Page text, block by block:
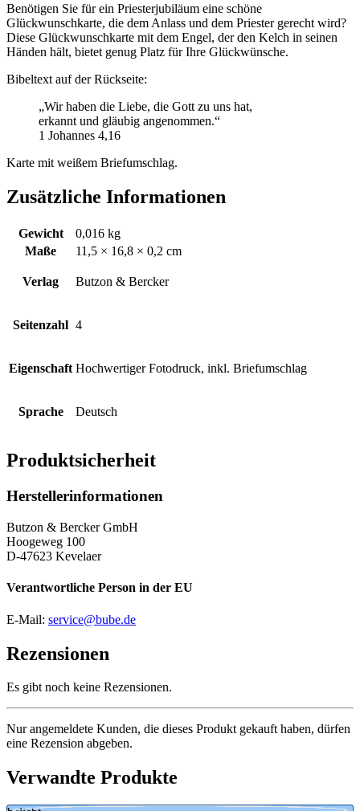
Benötigen Sie für ein Priesterjubiläum eine schöne
Glückwunschkarte, die dem Anlass und dem Priester gerecht wird?
Diese Glückwunschkarte mit dem Engel, der den Kelch in seinen
Händen hält, bietet genug Platz für Ihre Glückwünsche.
Bibeltext auf der Rückseite:
„Wir haben die Liebe, die Gott zu uns hat,
erkannt und gläubig angenommen.“
1 Johannes 4,16
Karte mit weißem Briefumschlag.
Zusätzliche Informationen
Gewicht
0,016 kg
Maße
11,5 × 16,8 × 0,2 cm
Verlag Butzon & Bercker
Seitenzahl 4
Eigenschaft Hochwertiger Fotodruck, inkl. Briefumschlag
Sprache Deutsch
Produktsicherheit
Herstellerinformationen
Butzon & Bercker GmbH
Hoogeweg 100
D-47623 Kevelaer
Verantwortliche Person in der EU
E-Mail: service@bube.de
Rezensionen
Es gibt noch keine Rezensionen.
Nur angemeldete Kunden, die dieses Produkt gekauft haben, dürfen
eine Rezension abgeben.
Verwandte Produkte